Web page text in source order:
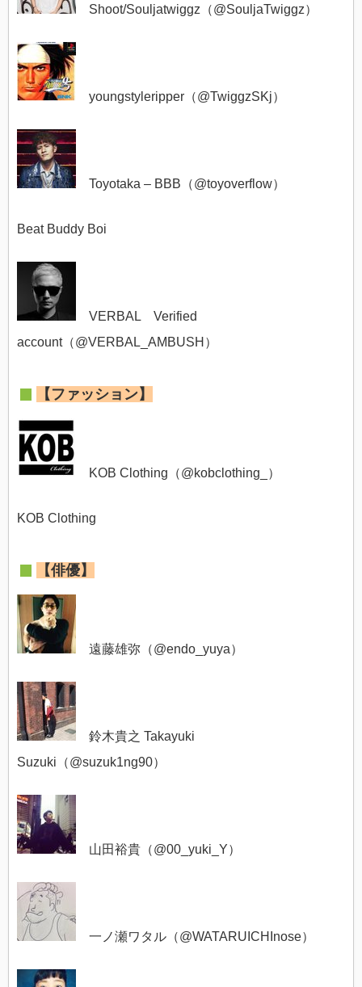
Shoot/Souljatwiggz（@SouljaTwiggz）
youngstyleripper（@TwiggzSKj）
Toyotaka – BBB（@toyoverflow）
Beat Buddy Boi
VERBAL Verified
account（@VERBAL_AMBUSH）
【ファッション】
KOB Clothing（@kobclothing_ ）
KOB Clothing
【俳優】
遠藤雄弥（@endo_yuya）
鈴木貴之 Takayuki
Suzuki（@suzuk1ng90）
山田裕貴（@00_yuki_Y）
一ノ瀬ワタル（@WATARUICHInose）